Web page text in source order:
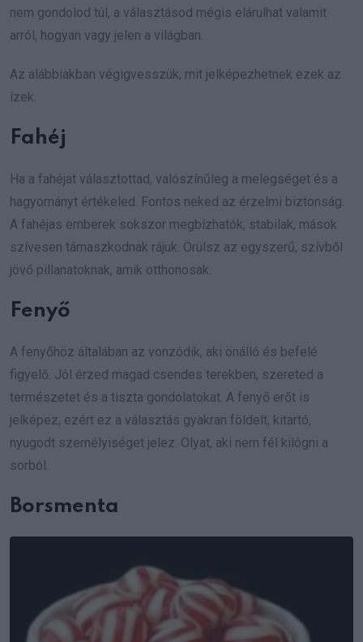
nem gondolod túl, a választásod mégis elárulhat valamit
arról, hogyan vagy jelen a világban.
Az alábbiakban végigvesszük, mit jelképezhetnek ezek az
ízek.
Fahéj
Ha a fahéjat választottad, valószínűleg a melegséget és a
hagyományt értékeled. Fontos neked az érzelmi biztonság.
A fahéjas emberek sokszor megbízhatók, stabilak, mások
szívesen támaszkodnak rájuk. Örülsz az egyszerű, szívből
jövő pillanatoknak, amik otthonosak.
Fenyő
A fenyőhöz általában az vonzódik, aki önálló és befelé
figyelő. Jól érzed magad csendes terekben, szereted a
természetet és a tiszta gondolatokat. A fenyő erőt is
jelképez, ezért ez a választás gyakran földelt, kitartó,
nyugodt személyiséget jelez. Olyat, aki nem fél kilógni a
sorból.
Borsmenta